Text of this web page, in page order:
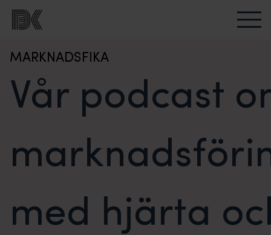
MARKNADSFIKA
Vår podcast
med hjärta